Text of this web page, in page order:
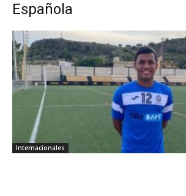
Española
Internacionales